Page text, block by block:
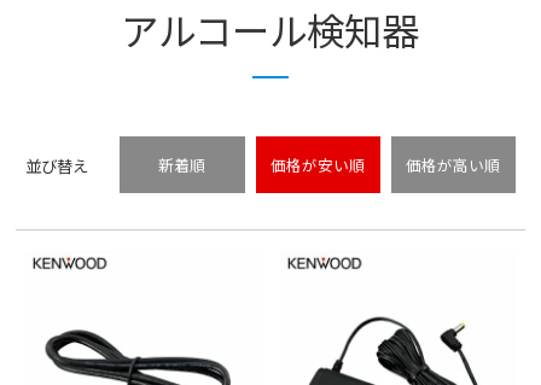
アルコール検知器
並び替え 新着順 価格が安い順 価格が高い順